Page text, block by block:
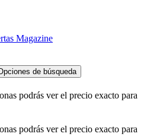
Magazine
de búsqueda
podrás ver el precio exacto para
podrás ver el precio exacto para